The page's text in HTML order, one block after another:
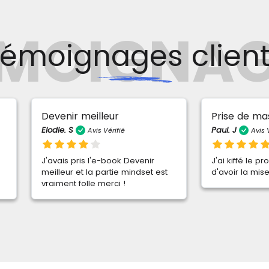
meilleur
Avis Vérifié
pris l'e-book Devenir
et la partie mindset est
folle merci !
Prise de masse
Avis Vérifié
J'ai kiffé le programme, hâte
d'avoir la mise à jour !